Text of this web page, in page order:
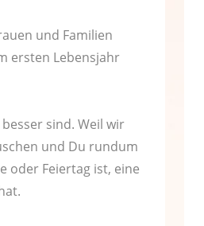
und Familien
ersten Lebensjahr
sind. Weil wir
und Du rundum
oder Feiertag ist, eine